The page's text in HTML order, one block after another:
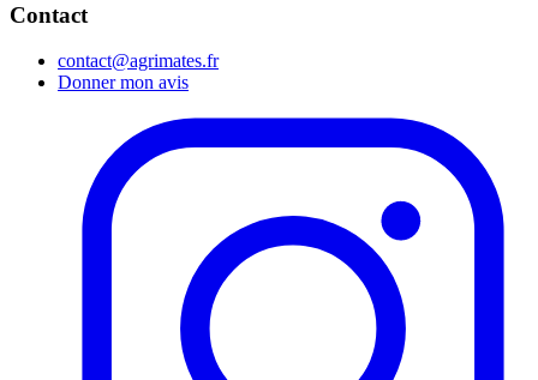
Contact
contact@agrimates.fr
Donner mon avis